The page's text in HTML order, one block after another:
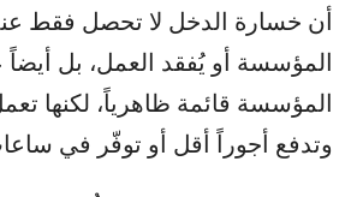
أن خسارة الدخل لا تحصل فقط
المؤسسة أو يُفقد العمل، بل أيضاً
المؤسسة قائمة ظاهرياً، لكنها
وتدفع أجوراً أقل أو توفّر في